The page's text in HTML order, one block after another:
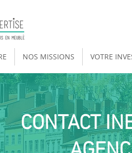
NOS MISSIONS VOTRE
CONTACT